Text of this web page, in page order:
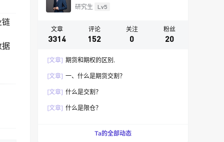
链
据
研究生 Lv5
文章
3314
评论
152
关注
0
粉丝
20
[文章] 期货和期权的区别.
[文章] 一、什么是期货交割？
[文章] 什么是交割？
[文章] 什么是限仓？
Ta的全部动态